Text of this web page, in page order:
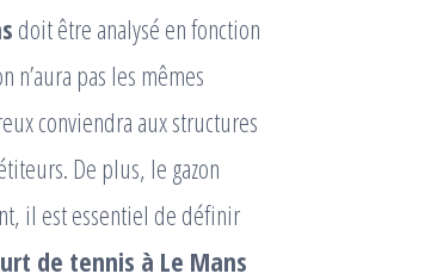
doit être analysé en fonction
pas les mêmes
conviendra aux structures
De plus, le gazon
il est essentiel de définir
de tennis à Le Mans